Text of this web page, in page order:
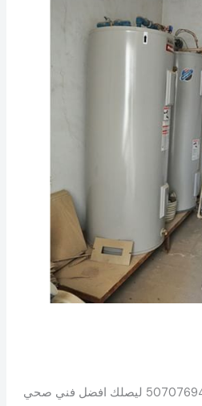
سخانات مركزية اتصل على 50707694 ليصلك افضل فني صحي